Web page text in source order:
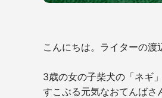
こんにちは。ライターの渡
3歳の女の子柴犬の「ネギ
すこぶる元気なおてんばさ